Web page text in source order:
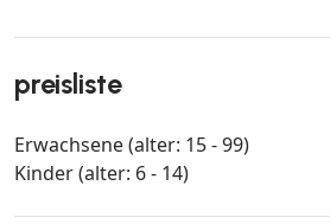
preisliste
Erwachsene (alter: 15 - 99)
Kinder (alter: 6 - 14)